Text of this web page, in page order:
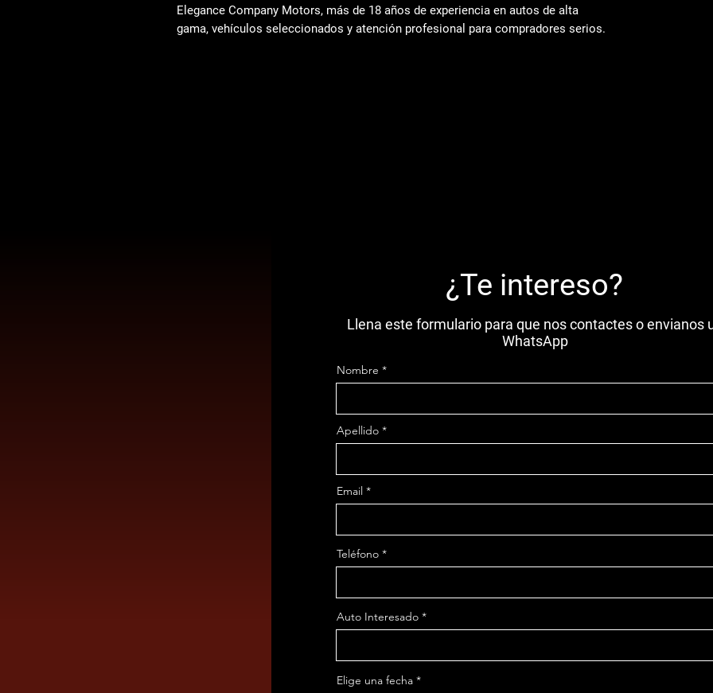
Elegance Company Motors, más de 18 años de experiencia en autos de alta
gama, vehículos seleccionados y atención profesional para compradores serios.
¿Te intereso?
Llena este formulario para que nos contactes o envianos
WhatsApp
Nombre
Apellido
Email
Teléfono
Auto Interesado
Elige una fecha *r